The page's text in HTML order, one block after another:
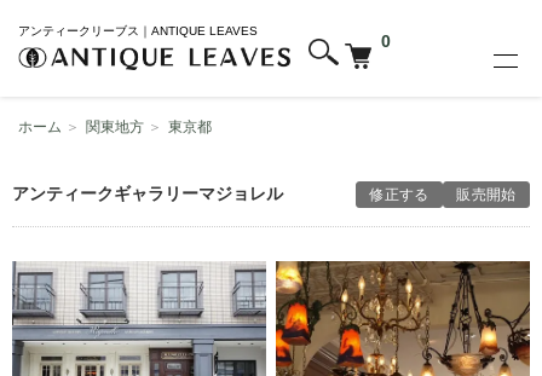
アンティークリーブス｜ANTIQUE LEAVES
0
ホーム ＞ 関東地方 ＞ 東京都
アンティークギャラリーマジョレル 修正する 販売開始